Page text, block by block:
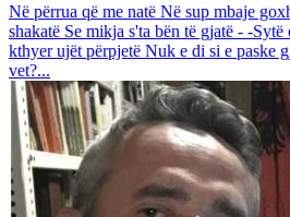
Në përrua që me natë Në sup mbaje
shakatë Se mikja s'ta bën të gjatë - -Sytë
kthyer ujët përpjetë Nuk e di si e paske
vet?...